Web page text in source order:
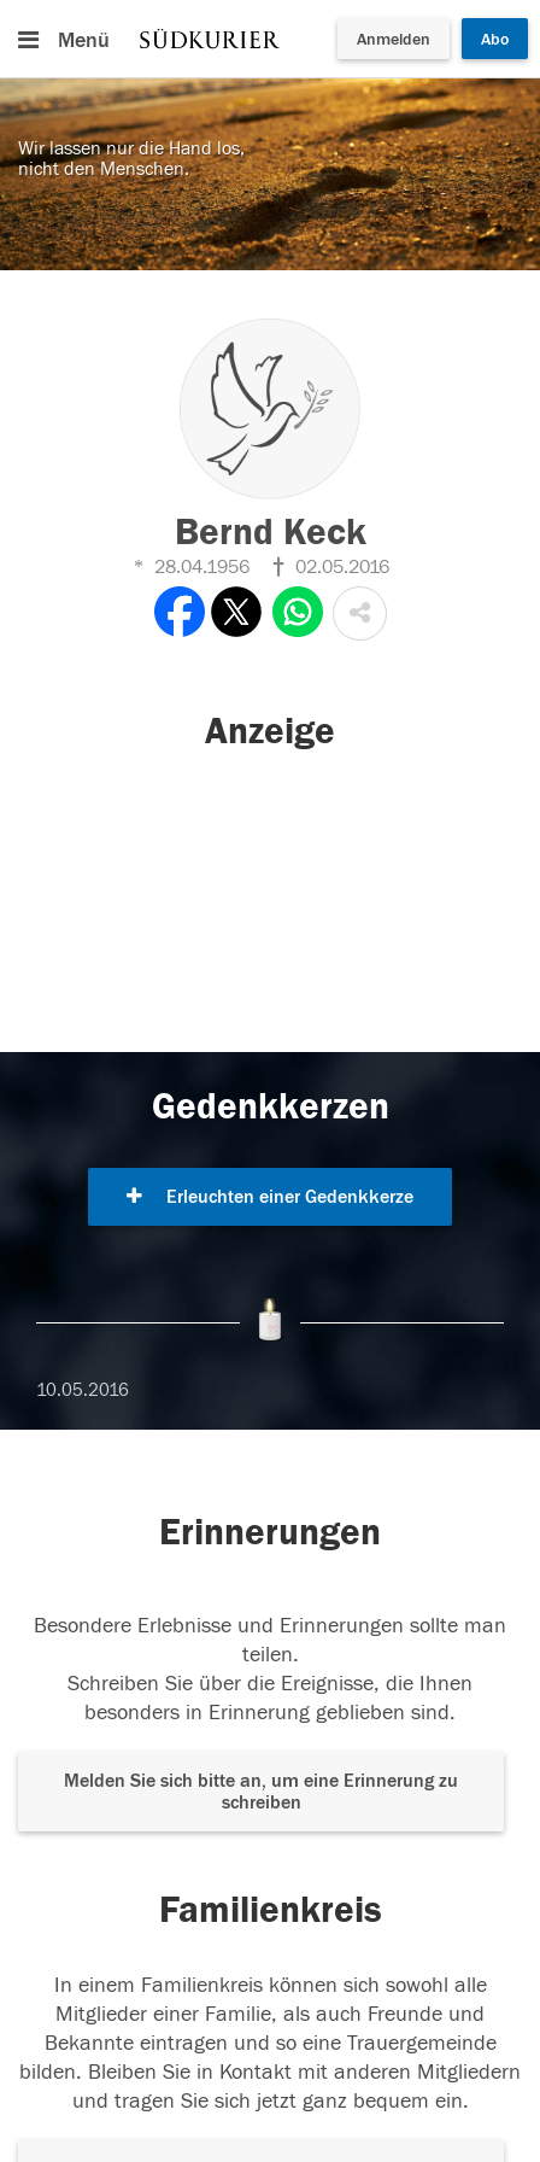
Menü Anmelden Abo
Wir lassen nur die Hand los,
nicht den Menschen.
Bernd Keck
28.04.1956 02.05.2016
Anzeige
Gedenkkerzen
Erleuchten einer Gedenkkerze
10.05.2016
Erinnerungen
Besondere Erlebnisse und Erinnerungen sollte man
teilen.
Schreiben Sie über die Ereignisse, die Ihnen
besonders in Erinnerung geblieben sind.
Melden Sie sich bitte an, um eine Erinnerung zu
schreiben
Familienkreis
In einem Familienkreis können sich sowohl alle
Mitglieder einer Familie, als auch Freunde und
Bekannte eintragen und so eine Trauergemeinde
bilden. Bleiben Sie in Kontakt mit anderen Mitgliedern
und tragen Sie sich jetzt ganz bequem ein.